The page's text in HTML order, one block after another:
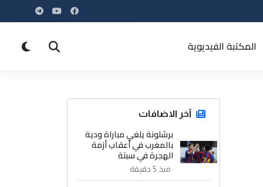
المكتبة الفيديوية
آخر الاضافات
برشلونة يلغي مباراة ودية
بالمغرب في أعقاب أزمة
الهجرة في سبتة
منذ 5 دقيقة